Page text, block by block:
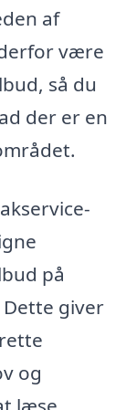
af
være
så du
der er en
på
Dette giver
og